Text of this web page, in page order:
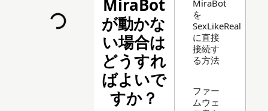
MiraBot
が動かな
い場合は
どうすれ
ばよいで
すか？
MiraBot
を
SexLikeReal
に直接
接続す
る方法
ファー
ムウェ